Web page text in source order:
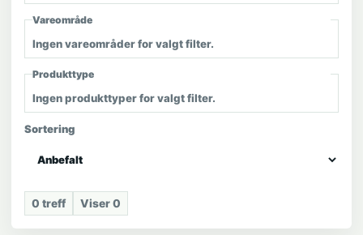
Vareområde
Ingen vareområder for valgt filter.
Produkttype
Ingen produkttyper for valgt filter.
Sortering
0 treff Viser0